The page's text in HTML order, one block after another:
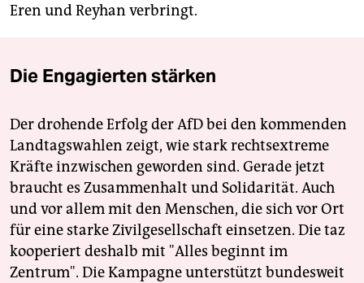
Eren und Reyhan verbringt.
Die Engagierten stärken
Der drohende Erfolg der AfD bei den kommenden
Landtagswahlen zeigt, wie stark rechtsextreme
Kräfte inzwischen geworden sind. Gerade jetzt
braucht es Zusammenhalt und Solidarität. Auch
und vor allem mit den Menschen, die sich vor Ort
für eine starke Zivilgesellschaft einsetzen. Die taz
kooperiert deshalb mit "Alles beginnt im
Zentrum". Die Kampagne unterstützt bundesweit